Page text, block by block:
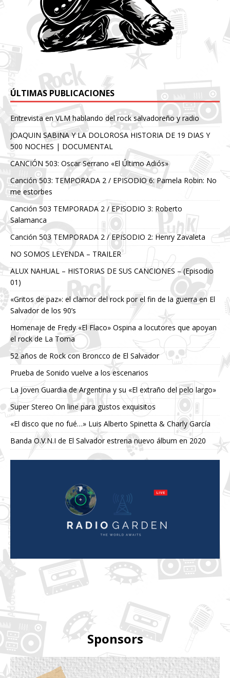
ÚLTIMAS PUBLICACIONES
Entrevista en VLM hablando del rock salvadoreño y radio
JOAQUIN SABINA Y LA DOLOROSA HISTORIA DE 19 DIAS Y
500 NOCHES | DOCUMENTAL
CANCIÓN 503: Oscar Serrano «El Último Adiós»
Canción 503: TEMPORADA 2 / EPISODIO 6: Pamela Robin: No
me estorbes
Canción 503 TEMPORADA 2 / EPISODIO 3: Roberto
Salamanca
Canción 503 TEMPORADA 2 / EPISODIO 2: Henry Zavaleta
NO SOMOS LEYENDA – TRAILER
ALUX NAHUAL – HISTORIAS DE SUS CANCIONES – (Episodio
01)
«Gritos de paz»: el clamor del rock por el fin de la guerra en El
Salvador de los 90’s
Homenaje de Fredy «El Flaco» Ospina a locutores que apoyan
el rock de La Toma
52 años de Rock con Broncco de El Salvador
Prueba de Sonido vuelve a los escenarios
La Joven Guardia de Argentina y su «El extraño del pelo largo»
Super Stereo On line para gustos exquisitos
«El disco que no fué…» Luis Alberto Spinetta & Charly García
Banda O.V.N.I de El Salvador estrena nuevo álbum en 2020
Sponsors